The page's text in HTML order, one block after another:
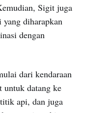
Sigit juga
diharapkan
dengan
dari kendaraan
untuk datang ke
api, dan juga